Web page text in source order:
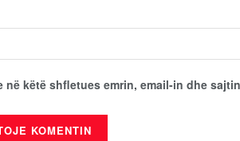
në këtë shfletues emrin, email-in dhe